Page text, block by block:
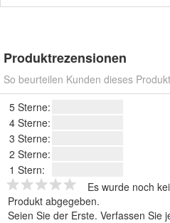
Produktrezensionen
So beurteilen Kunden dieses
5 Sterne:
4 Sterne:
3 Sterne:
2 Sterne:
1 Stern:
Es wurde noch
Produkt abgegeben.
Seien Sie der Erste. Verfassen Sie